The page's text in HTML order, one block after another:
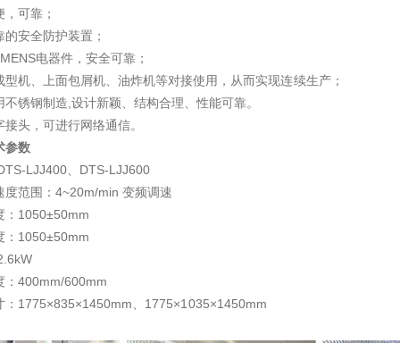
可靠；
的安全防护装置；
电器件，安全可靠；
型机、上面包屑机、油炸机等对接使用，从而实现连续生产；
不锈钢制造,设计新颖、结构合理、性能可靠。
接头，可进行网络通信。
参数
LJJ400、DTS-LJJ600
度范围：4~20m/min 变频调速
：1050±50mm
：1050±50mm
：400mm/600mm
：1775×835×1450mm、1775×1035×1450mm